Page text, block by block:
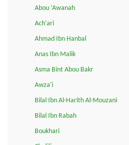
Abou ‘Awanah
Ach'ari
Ahmad Ibn Hanbal
Anas Ibn Malik
Asma Bint Abou Bakr
Awza'i
Bilal Ibn Al-Harith Al-Mouzani
Bilal Ibn Rabah
Boukhari